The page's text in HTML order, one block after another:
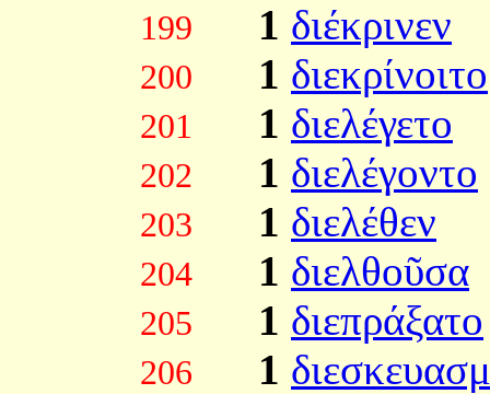
199 1 διέκρινεν
200 1 διεκρίνοιτο
201 1 διελέγετο
202 1 διελέγοντο
203 1 διελέθεν
204 1 διελθοῦσα
205 1 διεπράξατο
206 1